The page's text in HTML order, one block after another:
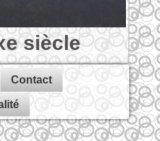
siècle
Contact